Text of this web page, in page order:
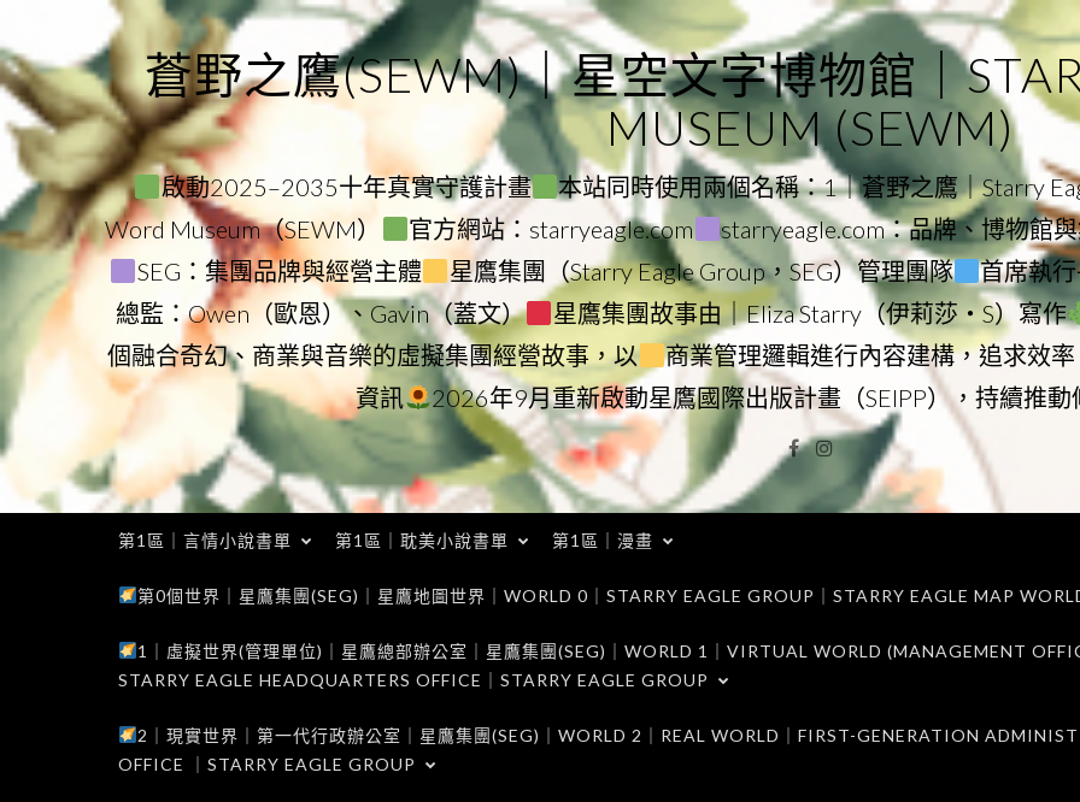
to
content
蒼野之鷹(SEWM)｜星空文字博物館｜
MUSEUM (SEWM)
啟動2025–2035十年真實守護計畫
本站同時使用兩個名稱：1｜蒼野之鷹｜Starry
Word Museum（SEWM）
官方網站：starryeagle.com starryeagle.com：品牌、博物館
SEG：集團品牌與經營主體
星鷹集團（Starry Eagle Group，SEG）管理團隊 首席執
總監：Owen（歐恩）、Gavin（蓋文）
星鷹集團故事由｜Eliza Starry（伊莉莎・S）寫作
個融合奇幻、商業與音樂的虛擬集團經營故事，以
商業管理邏輯進行內容建構，追求效
資訊
2026年9月重新啟動星鷹國際出版計畫（SEIPP），持續推
Facebook
Instagram
第1區｜言情小說書單 第1區｜耽美小說書單 第1區｜漫畫
第0個世界｜星鷹集團(SEG)｜星鷹地圖世界｜WORLD 0｜STARRY EAGLE GROUP｜STARRY EAGLE MAP
1｜虛擬世界(管理單位)｜星鷹總部辦公室｜星鷹集團(SEG)｜WORLD 1｜VIRTUAL WORLD (MANAGEMENT
STARRY EAGLE HEADQUARTERS OFFICE｜STARRY EAGLE GROUP
2｜現實世界｜第一代行政辦公室｜星鷹集團(SEG)｜WORLD 2｜REAL WORLD｜FIRST-GENERATION
OFFICE ｜STARRY EAGLE GROUP